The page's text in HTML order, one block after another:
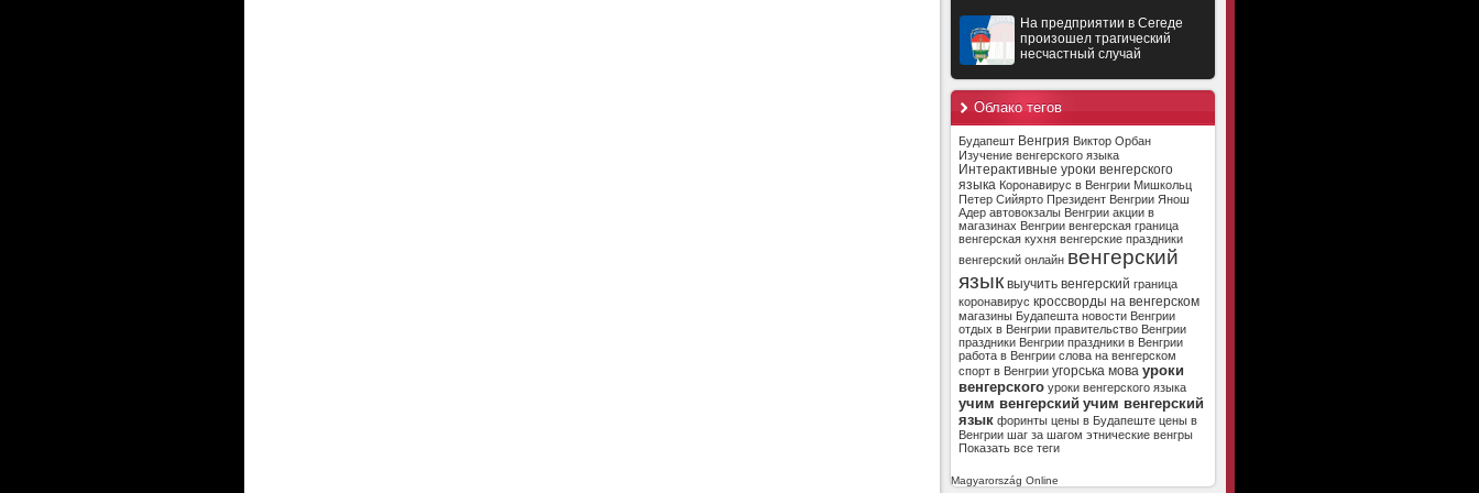
На предприятии в Сегеде
произошел трагический
несчастный случай
Облако тегов
Будапешт Венгрия Виктор Орбан
Изучение венгерского языка
Интерактивные уроки венгерского
языка Коронавирус в Венгрии Мишкольц
Петер Сийярто Президент Венгрии Янош
Адер автовокзалы Венгрии акции в
магазинах Венгрии венгерская граница
венгерская кухня венгерские праздники
венгерский онлайн венгерский
язык выучить венгерский граница
коронавирус кроссворды на венгерском
магазины Будапешта новости Венгрии
отдых в Венгрии правительство Венгрии
праздники Венгрии праздники в Венгрии
работа в Венгрии слова на венгерском
спорт в Венгрии угорська мова уроки
венгерского уроки венгерского языка
учим венгерский учим венгерский
язык форинты цены в Будапеште цены в
Венгрии шаг за шагом этнические венгры
Показать все теги
Magyarország Online